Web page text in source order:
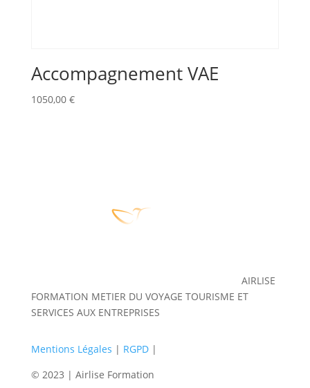
Accompagnement VAE
1050,00 €
AIRLISE
FORMATION METIER DU VOYAGE TOURISME ET
SERVICES AUX ENTREPRISES
Mentions Légales | RGPD|
© 2023 | Airlise Formation